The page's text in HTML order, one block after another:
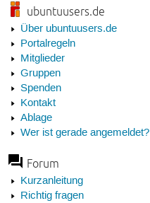
ubuntuusers.de
Über ubuntuusers.de
Portalregeln
Mitglieder
Gruppen
Spenden
Kontakt
Ablage
Wer ist gerade angemeldet?
Forum
Kurzanleitung
Richtig fragen